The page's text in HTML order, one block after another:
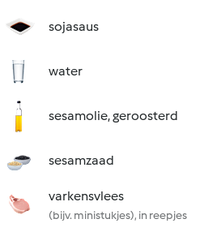
sojasaus
water
sesamolie, geroosterd
sesamzaad
varkensvlees
(bijv. ministukjes), in reepjes